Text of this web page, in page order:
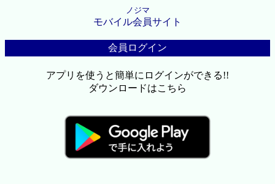
ノジマ
モバイル会員サイト
会員ログイン
アプリを使うと簡単にログインができる!!
ダウンロードはこちら